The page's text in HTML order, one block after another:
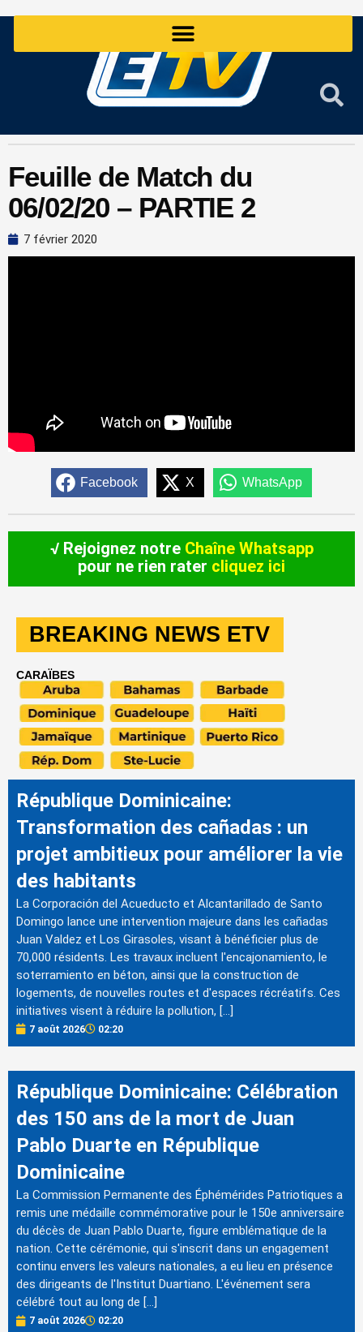
Feuille de Match du
06/02/20 – PARTIE 2
7 février 2020
Facebook X WhatsApp
√ Rejoignez notre Chaîne Whatsapp
pour ne rien rater cliquez ici
BREAKING NEWS ETV
CARAÏBES
République Dominicaine:
Transformation des cañadas : un
projet ambitieux pour améliorer la vie
des habitants
La Corporación del Acueducto et Alcantarillado de Santo
Domingo lance une intervention majeure dans les cañadas
Juan Valdez et Los Girasoles, visant à bénéficier plus de
70,000 résidents. Les travaux incluent l'encajonamiento, le
soterramiento en béton, ainsi que la construction de
logements, de nouvelles routes et d'espaces récréatifs. Ces
initiatives visent à réduire la pollution, […]
7 août 2026 02:20
République Dominicaine: Célébration
des 150 ans de la mort de Juan
Pablo Duarte en République
Dominicaine
La Commission Permanente des Éphémérides Patriotiques a
remis une médaille commémorative pour le 150e anniversaire
du décès de Juan Pablo Duarte, figure emblématique de la
nation. Cette cérémonie, qui s'inscrit dans un engagement
continu envers les valeurs nationales, a eu lieu en présence
des dirigeants de l'Institut Duartiano. L'événement sera
célébré tout au long de […]
7 août 2026 02:20